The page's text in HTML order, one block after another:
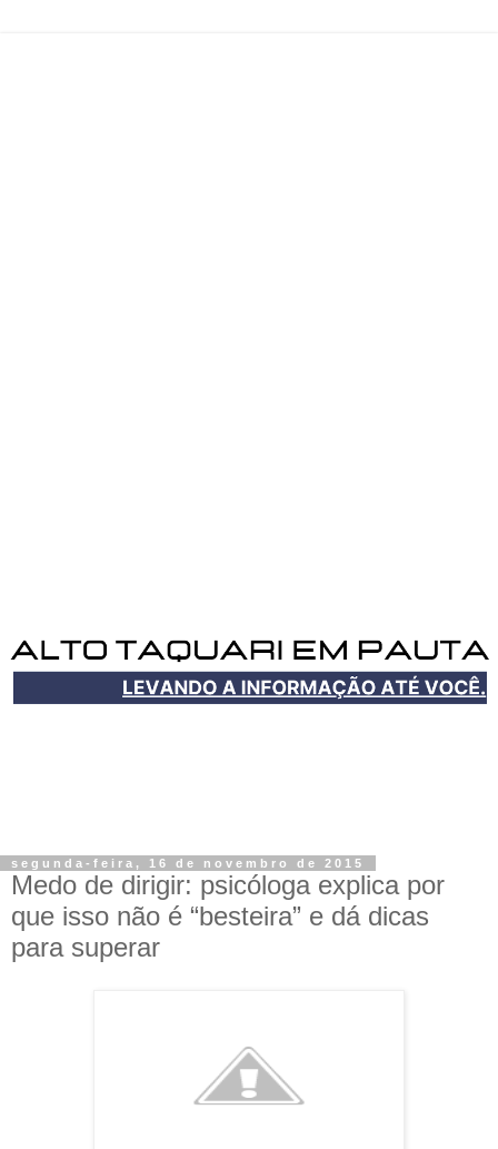
segunda-feira, 16 de novembro de 2015
Medo de dirigir: psicóloga explica por
que isso não é “besteira” e dá dicas
para superar